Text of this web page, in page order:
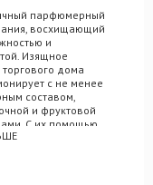
парфюмерный
восхищающий
и
Изящное
дома
с не менее
составом,
и фруктовой
С их помощью
жанра удалось
композиции,